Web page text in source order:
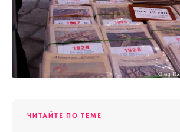
ЧИТАЙТЕ ПО ТЕМЕ